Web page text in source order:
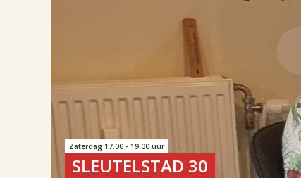
Zaterdag 17.00 - 19.00 uur
SLEUTELSTAD 30